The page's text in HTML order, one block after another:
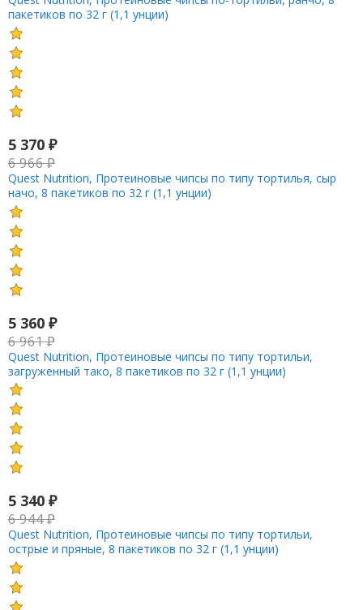
пакетиков по 32 г (1,1 унции)
5 370 ₽
6 966₽
Quest Nutrition, Протеиновые чипсы по типу тортилья, сыр
начо, 8 пакетиков по 32 г (1,1 унции)
5 360 ₽
6 961₽
Quest Nutrition, Протеиновые чипсы по типу тортильи,
загруженный тако, 8 пакетиков по 32 г (1,1 унции)
5 340 ₽
6 944₽
Quest Nutrition, Протеиновые чипсы по типу тортильи,
острые и пряные, 8 пакетиков по 32 г (1,1 унции)